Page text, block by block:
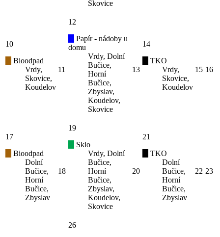
Skovice
10
Bioodpad
Vrdy,
Skovice,
Koudelov
11
12
Papír - nádoby u
domu
Vrdy, Dolní
Bučice,
Horní
Bučice,
Zbyslav,
Koudelov,
Skovice
13
14
TKO
Vrdy,
Skovice,
Koudelov
15 16
17
Bioodpad
Dolní
Bučice,
Horní
Bučice,
Zbyslav
18
19
Sklo
Vrdy, Dolní
Bučice,
Horní
Bučice,
Zbyslav,
Koudelov,
Skovice
20
21
TKO
Dolní
Bučice,
Horní
Bučice,
Zbyslav
22 23
26